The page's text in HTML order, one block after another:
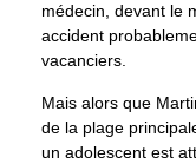
médecin, devant le
accident
vacanciers.
Mais alors que
de la plage
un adolescent est